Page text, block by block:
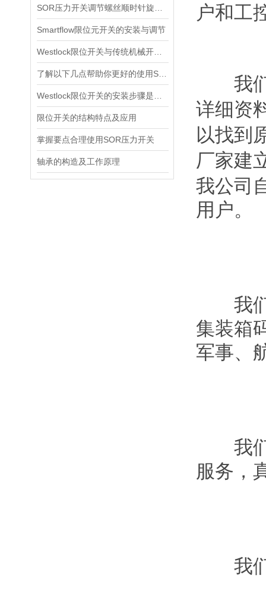
Smartflow限位元开关的安装与调节
限位开关的结构特点及应用
掌握要点合理使用SOR压力开关
轴承的构造及工作原理
户和工
我们
详细资
以找到
厂家建
我公司
用户。
我们
集装箱
军事、
我们
服务，
我们